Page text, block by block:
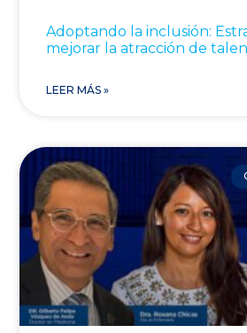
Adoptando la inclusión:
mejorar la atracción de
LEER MÁS »